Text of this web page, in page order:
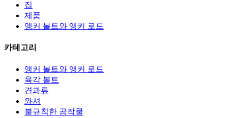
집
제품
앵커 볼트와 앵커 로드
카테고리
앵커 볼트와 앵커 로드
육각 볼트
견과류
와셔
불규칙한 공작물